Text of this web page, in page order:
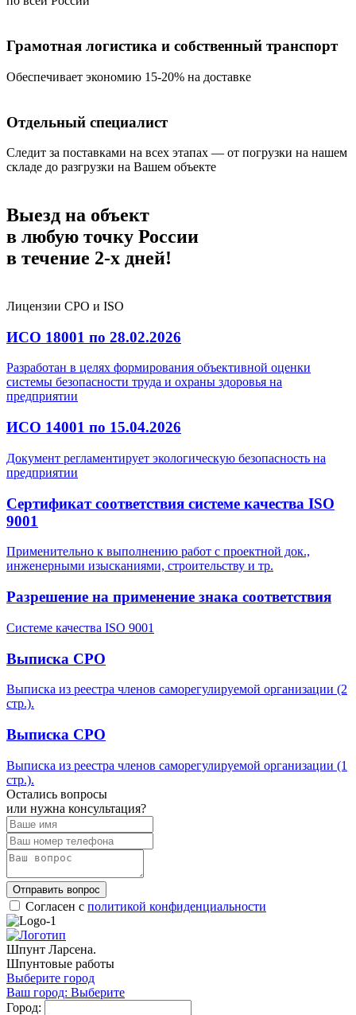
Грамотная логистика и собственный транспорт
Обеспечивает экономию 15-20% на доставке
Отдельный специалист
Следит за поставками на всех этапах — от погрузки на нашем
складе до разгрузки на Вашем объекте
Выезд на объект
в любую точку России
в течение 2-х дней!
Лицензии СРО и ISO
ИСО 18001 по 28.02.2026
Разработан в целях формирования объективной оценки
системы безопасности труда и охраны здоровья на
предприятии
ИСО 14001 по 15.04.2026
Документ регламентирует экологическую безопасность на
предприятии
Сертификат соответствия системе качества ISO
9001
Применительно к выполнению работ с проектной док.,
инженерными изысканиями, строительству и тр.
Разрешение на применение знака соответствия
Системе качества ISO 9001
Выписка СРО
Выписка из реестра членов саморегулируемой организации (2
стр.).
Выписка СРО
Выписка из реестра членов саморегулируемой организации (1
стр.).
Остались вопросы
или нужна консультация?
Отправить вопрос
Согласен с политикой конфиденциальности
Шпунт Ларсена.
Шпунтовые работы
Выберите город
Ваш город: Выберите
Город: